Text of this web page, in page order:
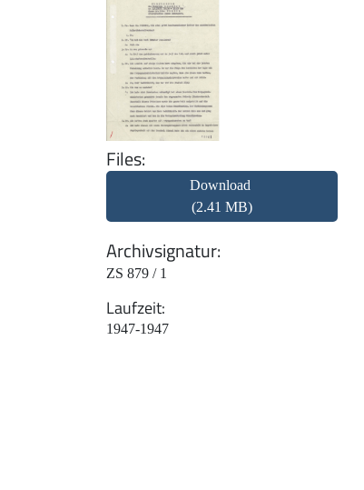
Files
Download
(2.41 MB)
Archivsignatur
ZS 879 / 1
Laufzeit
1947-1947